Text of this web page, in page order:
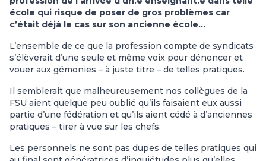
école qui risque de poser de gros problèmes car
c’était déjà le cas sur son ancienne école…
L’ensemble de ce que la profession compte de syndicats
s’élèverait d’une seule et même voix pour dénoncer et
vouer aux gémonies – à juste titre – de telles pratiques.
Il semblerait que malheureusement nos collègues de la
FSU aient quelque peu oublié qu’ils faisaient eux aussi
partie d’une fédération et qu’ils aient cédé à d’anciennes
pratiques – tirer à vue sur les chefs.
Les personnels ne sont pas dupes de telles pratiques qui